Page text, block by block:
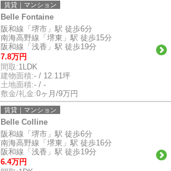
賃貸｜マンション
Belle Fontaine
阪和線「堺市」駅 徒歩6分
南海高野線「堺東」駅 徒歩15分
阪和線「浅香」駅 徒歩19分
7.8万円
間取:1LDK
建物面積:- / 12.11坪
土地面積:- / -
敷金/礼金:0ヶ月/9万円
賃貸｜マンション
Belle Colline
阪和線「堺市」駅 徒歩6分
南海高野線「堺東」駅 徒歩16分
阪和線「浅香」駅 徒歩19分
6.4万円